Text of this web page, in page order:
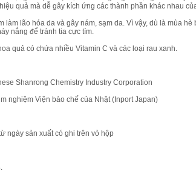
quả mà dễ gây kích ứng các thành phần khác nhau
làm lão hóa da và gây nám, sạm da. Vì vậy, dù là mùa
nắng để tránh tia cực tím.
quả có chứa nhiều Vitamin C và các loại rau xanh.
Shanrong Chemistry Industry Corporation
nghiệm Viện bào chế của Nhật (Inport Japan)
ngày sản xuất có ghi trên vỏ hộp